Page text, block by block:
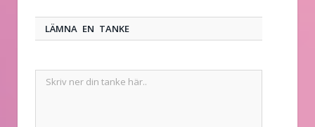
LÄMNA EN TANKE